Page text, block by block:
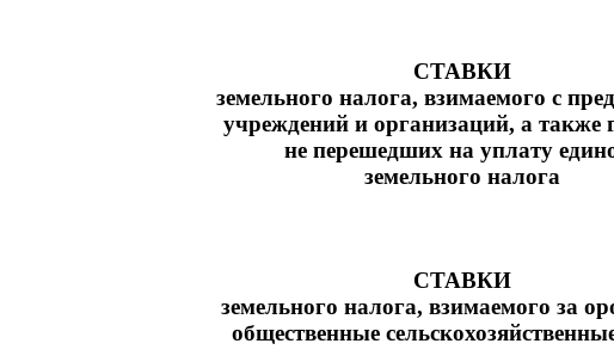
СТАВКИ
земельного налога, взимаемого с
учреждений и организаций, а также
не перешедших на уплату
земельного налога
СТАВКИ
земельного налога, взимаемого за
общественные